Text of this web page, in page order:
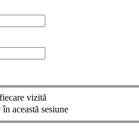
vizită
această sesiune